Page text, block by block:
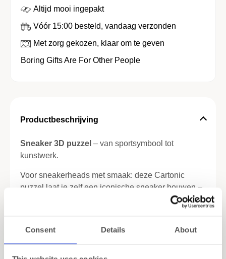
Consent Details About
Productbeschrijving
Sneaker 3D puzzel – van sportsymbool tot
kunstwerk.
Voor sneakerheads met smaak: deze Cartonic
puzzel laat je zelf een iconische sneaker bouwen –
geheel van duurzaam karton. Geïnspireerd op de
, en
detail en DIY.
De sneaker 3D puzzel
Altijd mooi ingepakt
Vóór 15:00 besteld, vandaag verzonden
Met zorg gekozen, klaar om te geven
Boring Gifts Are For Other People